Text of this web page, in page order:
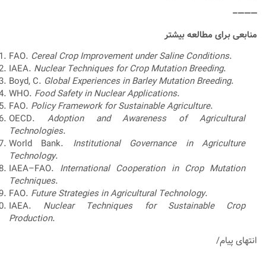
———–
منابعی برای مطالعه بیشتر
FAO.Cereal Crop Improvement under Saline Conditions
IAEA.Nuclear Techniques for Crop Mutation Breeding
Boyd, C.Global Experiences in Barley Mutation Breeding
WHO.Food Safety in Nuclear Applications
FAO.Policy Framework for Sustainable Agriculture
OECD.Adoption and Awareness of Agricultural
Technologies
World Bank.Institutional Governance in Agriculture
Technology
IAEA–FAO.International Cooperation in Crop Mutation
Techniques
FAO.Future Strategies in Agricultural Technology
IAEA.Nuclear Techniques for Sustainable Crop
Production
انتهای پیام/